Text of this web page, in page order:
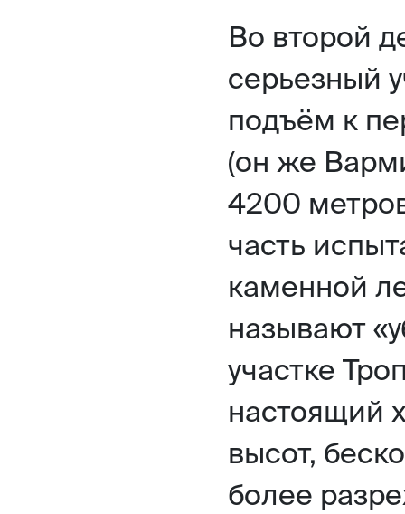
Во второй
серьезный
подъём к
(он же
4200
часть
каменной
называют
участке
настоящий
высот,
более